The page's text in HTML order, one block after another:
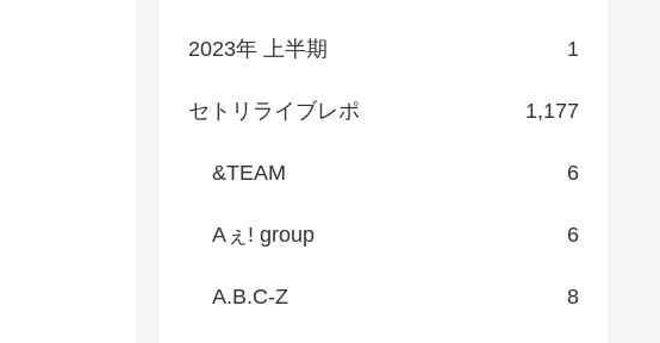
2023年 上半期 1
セトリライブレポ 1,177
&TEAM 6
Aぇ! group 6
A.B.C-Z 8